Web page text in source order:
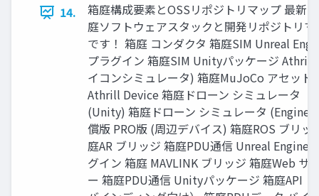
14.
箱庭構成要素とOSSリポジトリマップ 最新
庭ソフトウェアスタックと開発リポジトリマ
です！ 箱庭 コンダクタ 箱庭SIM Unreal
プラグイン 箱庭SIM Unityパッケージ Athrill
イコンシミュレータ) 箱庭MuJoCo アセット
Athrill Device 箱庭ドローン シミュレータ
(Unity) 箱庭ドローン シミュレータ (Engine)
償版 PRO版 (周辺デバイス) 箱庭ROS ブリッ
庭AR ブリッジ 箱庭PDU通信 Unreal Engine
グイン 箱庭 MAVLINK ブリッジ 箱庭Web サ
ー 箱庭PDU通信 Unityパッケージ 箱庭API（